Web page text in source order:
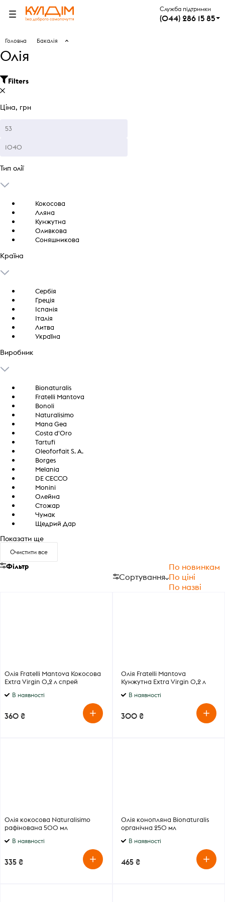
Служба підтримки
(044) 286 15 85
Головна Бакалія
Олія
Filters
Ціна, грн
Тип олії
Кокосова
Лляна
Кунжутна
Оливкова
Соняшникова
Країна
Сербія
Греція
Іспанія
Італія
Литва
Україна
Виробник
Bionaturalis
Fratelli Mantova
Bonoli
Naturalisimo
Mana Gea
Costa d'Oro
Tartufi
Oleoforfait S. A.
Borges
Melania
DE CECCO
Monini
Олейна
Стожар
Чумак
Щедрий Дар
Показати ще
Очистити все
Фільтр
Сортування
По новинкам
По ціні
По назві
Олія Fratelli Mantova Кокосова
Extra Virgin 0,2 л спрей
В наявності
360 ₴
Олія Fratelli Mantova
Кунжутна Extra Virgin 0,2 л
В наявності
300 ₴
Олія кокосова Naturalisimo
рафінована 500 мл
В наявності
335 ₴
Олія конопляна Bionaturalis
органічна 250 мл
В наявності
465 ₴